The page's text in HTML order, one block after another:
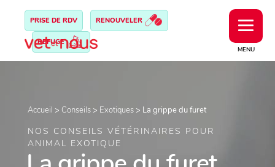
MENU
PRISE DE RDV RENOUVELER
REFUGE
Accueil > Conseils > Exotiques > La grippe du furet
NOS CONSEILS VÉTÉRINAIRES POUR
ANIMAL EXOTIQUE